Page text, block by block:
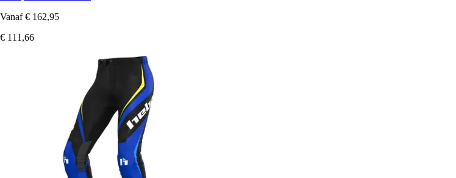
Vanaf € 162,95
€ 111,66